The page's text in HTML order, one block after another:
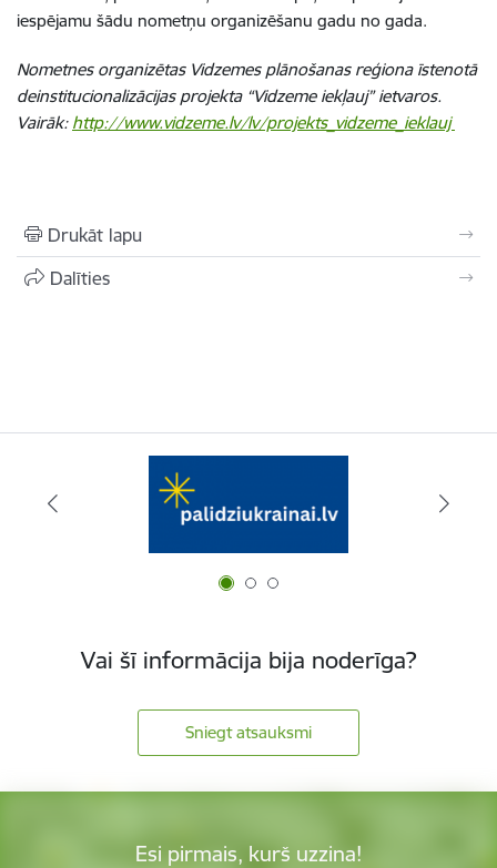
iespējamu šādu nometņu organizēšanu gadu no gada.
Nometnes organizētas Vidzemes plānošanas reģiona īstenotā
deinstitucionalizācijas projekta “Vidzeme iekļauj” ietvaros.
Vairāk: http://www.vidzeme.lv/lv/projekts_vidzeme_ieklauj
Drukāt lapu
Dalīties
Vai šī informācija bija noderīga?
Sniegt atsauksmi
Esi pirmais, kurš uzzina!